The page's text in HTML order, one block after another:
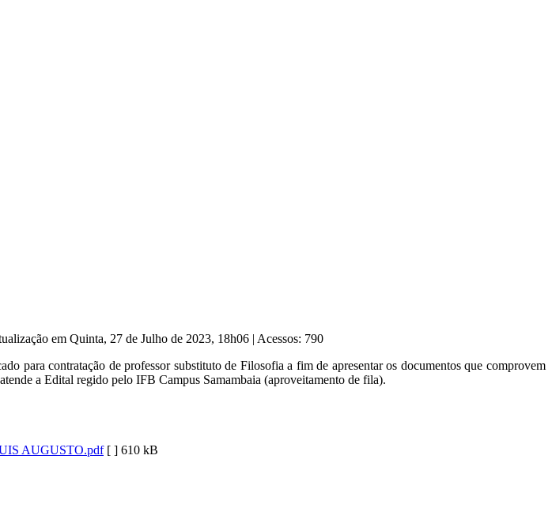
em Quinta, 27 de Julho de 2023, 18h06 | Acessos: 790
para contratação de professor substituto de Filosofia a fim de apresentar os documentos que comprovem
a Edital regido pelo IFB Campus Samambaia (aproveitamento de fila).
AUGUSTO.pdf [ ] 610 kB